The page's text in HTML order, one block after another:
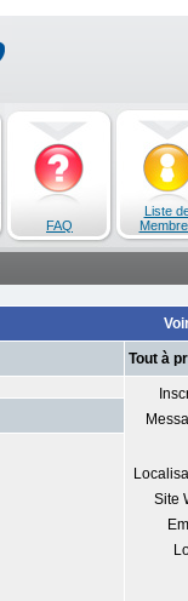
FAQ
Liste
Tout à
Site